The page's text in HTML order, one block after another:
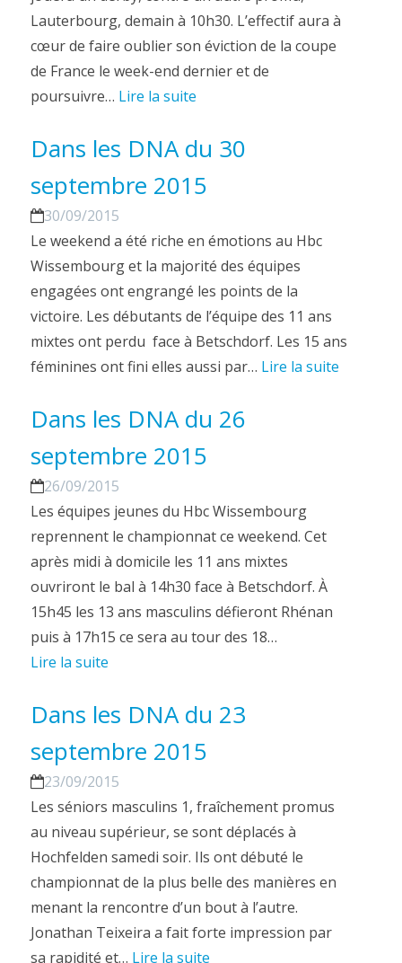
Lauterbourg, demain à 10h30. L’effectif aura à
cœur de faire oublier son éviction de la coupe
de France le week-end dernier et de
poursuivre… Lire la suite
Dans les DNA du 30
septembre 2015
30/09/2015
Le weekend a été riche en émotions au Hbc
Wissembourg et la majorité des équipes
engagées ont engrangé les points de la
victoire. Les débutants de l’équipe des 11 ans
mixtes ont perdu face à Betschdorf. Les 15 ans
féminines ont fini elles aussi par… Lire la suite
Dans les DNA du 26
septembre 2015
26/09/2015
Les équipes jeunes du Hbc Wissembourg
reprennent le championnat ce weekend. Cet
après midi à domicile les 11 ans mixtes
ouvriront le bal à 14h30 face à Betschdorf. À
15h45 les 13 ans masculins défieront Rhénan
puis à 17h15 ce sera au tour des 18…
Lire la suite
Dans les DNA du 23
septembre 2015
23/09/2015
Les séniors masculins 1, fraîchement promus
au niveau supérieur, se sont déplacés à
Hochfelden samedi soir. Ils ont débuté le
championnat de la plus belle des manières en
menant la rencontre d’un bout à l’autre.
Jonathan Teixeira a fait forte impression par
sa rapidité et… Lire la suite